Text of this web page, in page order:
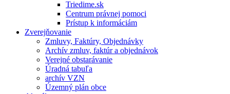
Triedime.sk
Centrum právnej pomoci
Prístup k informáciám
Zverejňovanie
Zmluvy, Faktúry, Objednávky
Archív zmluv, faktúr a objednávok
Verejné obstarávanie
Úradná tabuľa
archív VZN
Územný plán obce